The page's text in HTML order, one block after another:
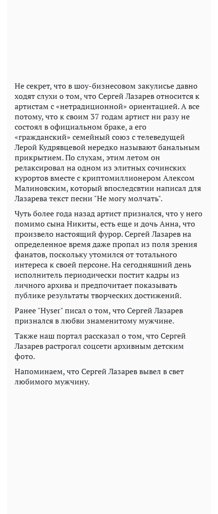
Не секрет, что в шоу-бизнесовом закулисье давно
ходят слухи о том, что Сергей Лазарев относится к
артистам с «нетрадиционной» ориентацией. А все
потому, что к своим 37 годам артист ни разу не
состоял в официальном браке, а его
«гражданский» семейный союз с телеведущей
Лерой Кудрявцевой нередко называют банальным
прикрытием. По слухам, этим летом он
релаксировал на одном из элитных сочинских
курортов вместе с криптомиллионером Алексом
Малиновским, который впоследсвтии написал для
Лазарева текст песни "Не могу молчать".
Чуть более года назад артист признался, что у него
помимо сына Никиты, есть еще и дочь Анна, что
произвело настоящий фурор. Сергей Лазарев на
определенное время даже пропал из поля зрения
фанатов, поскольку утомился от тотального
интереса к своей персоне. На сегодняшний день
исполнитель периодически постит кадры из
личного архива и предпочитает показывать
публике результаты творческих достижений.
Ранее "Hyser" писал о том, что Сергей Лазарев
признался в любви знаменитому мужчине.
Также наш портал рассказал о том, что Сергей
Лазарев растрогал соцсети архивным детским
фото.
Напоминаем, что Сергей Лазарев вывел в свет
любимого мужчину.